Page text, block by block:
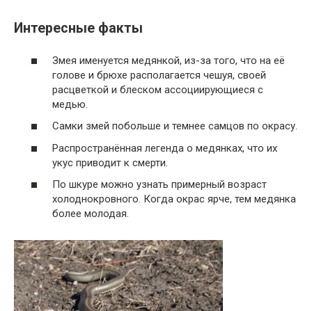
Интересные факты
Змея именуется медянкой, из-за того, что на её
голове и брюхе располагается чешуя, своей
расцветкой и блеском ассоциирующиеся с
медью.
Самки змей побольше и темнее самцов по окрасу.
Распространённая легенда о медянках, что их
укус приводит к смерти.
По шкуре можно узнать примерный возраст
холоднокровного. Когда окрас ярче, тем медянка
более молодая.